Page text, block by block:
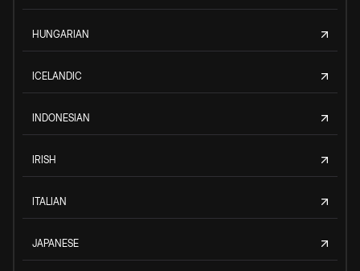
HUNGARIAN
ICELANDIC
INDONESIAN
IRISH
ITALIAN
JAPANESE